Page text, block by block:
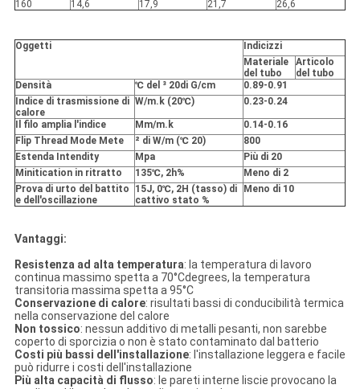
160 14,6 17,9 21,7 26,6
Oggetti
Indicizzi
Materiale
del tubo
Articolo
del tubo
Densità
℃ del ³ 20di G/cm
0.89-0.91
Indice di trasmissione di
calore
W/m.k (20℃) 0.23-0.24
Il filo amplia l'indice Mm/m.k
0.14-0.16
Flip Thread Mode Mete
² di W/m (℃ 20)
800
Estenda Intendity
Mpa
Più di 20
Minitication in ritratto
135℃, 2h%
Meno di 2
Prova di urto del battito
e dell'oscillazione
15J, 0℃, 2H (tasso) di
cattivo stato %
Meno di 10
Vantaggi:
Resistenza ad alta temperatura: la temperatura di lavoro
continua massimo spetta a 70°Cdegrees, la temperatura
transitoria massima spetta a 95°C
Conservazione di calore: risultati bassi di conducibilità termica
nella conservazione del calore
Non tossico: nessun additivo di metalli pesanti, non sarebbe
coperto di sporcizia o non è stato contaminato dal batterio
Costi più bassi dell'installazione: l'installazione leggera e facile
può ridurre i costi dell'installazione
Più alta capacità di flusso: le pareti interne liscie provocano la